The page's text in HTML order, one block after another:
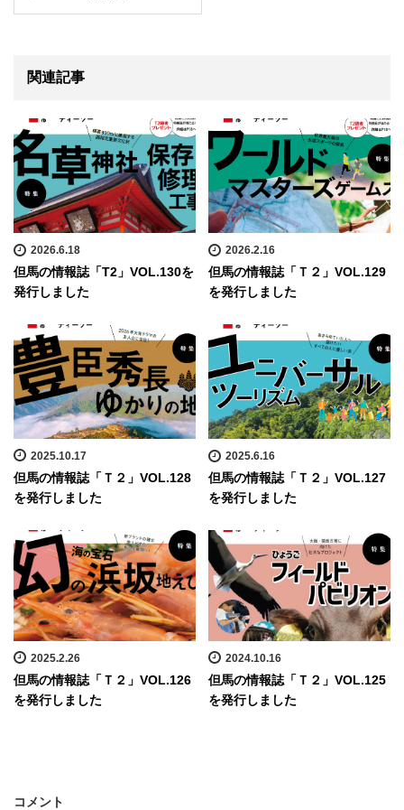
関連記事
2026.6.18
但馬の情報誌「T2」VOL.130を
発行しました
2026.2.16
但馬の情報誌「Ｔ２」VOL.129
を発行しました
2025.10.17
但馬の情報誌「Ｔ２」VOL.128
を発行しました
2025.6.16
但馬の情報誌「Ｔ２」VOL.127
を発行しました
2025.2.26
但馬の情報誌「Ｔ２」VOL.126
を発行しました
2024.10.16
但馬の情報誌「Ｔ２」VOL.125
を発行しました
コメント